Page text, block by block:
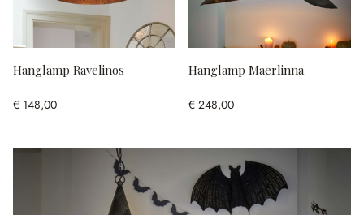
Hanglamp Ravelinos
€ 148,00
Hanglamp Maerlinna
€ 248,00